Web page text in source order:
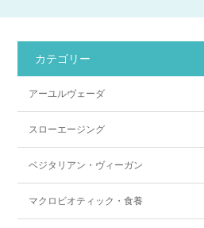
カテゴリー
アーユルヴェーダ
スローエージング
ベジタリアン・ヴィーガン
マクロビオティック・食養